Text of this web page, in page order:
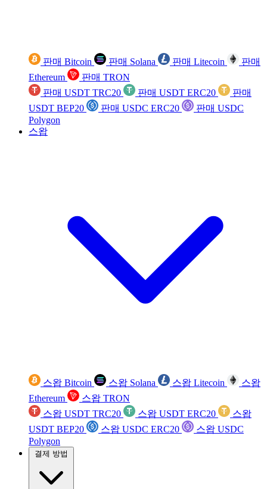
판매 Bitcoin 판매 Solana 판매 Litecoin
판매
Ethereum
판매 TRON
판매 USDT TRC20
판매 USDT ERC20
판매
USDT BEP20
판매 USDC ERC20
판매 USDC
Polygon
스왑
스왑 Bitcoin 스왑 Solana 스왑 Litecoin
스왑
Ethereum
스왑 TRON
스왑 USDT TRC20
스왑 USDT ERC20
스왑
USDT BEP20
스왑 USDC ERC20
스왑 USDC
Polygon
결제 방법